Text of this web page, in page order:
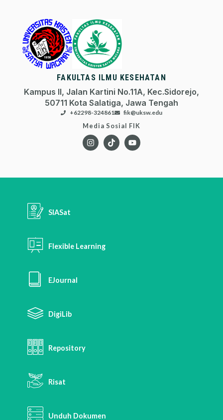
FAKULTAS ILMU KESEHATAN
Kampus II, Jalan Kartini No.11A, Kec.Sidorejo,
50711 Kota Salatiga, Jawa Tengah
+62298-324861 fik@uksw.edu
Media Sosial FIK
SIASat
Flexible Learning
EJournal
DigiLib
Repository
Risat
Unduh Dokumen